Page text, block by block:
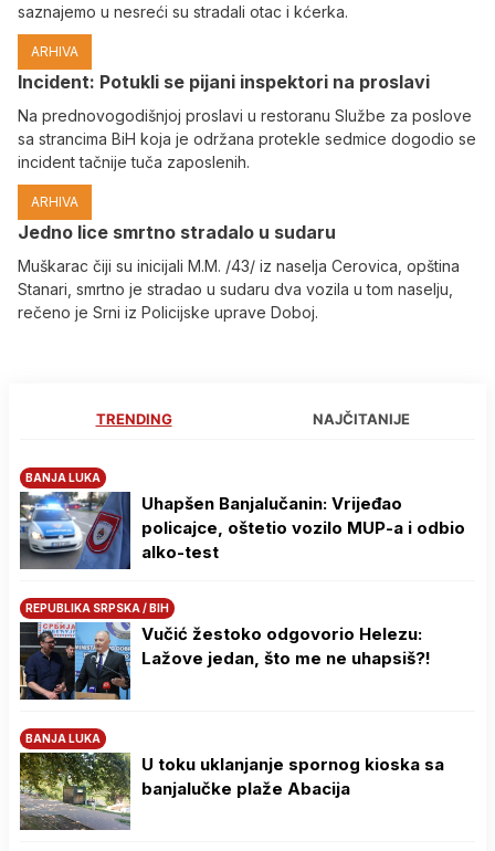
saznajemo u nesreći su stradali otac i kćerka.
ARHIVA
Incident: Potukli se pijani inspektori na proslavi
Na prednovogodišnjoj proslavi u restoranu Službe za poslove
sa strancima BiH koja je održana protekle sedmice dogodio se
incident tačnije tuča zaposlenih.
ARHIVA
Јedno lice smrtno stradalo u sudaru
Muškarac čiji su inicijali M.M. /43/ iz naselja Cerovica, opština
Stanari, smrtno je stradao u sudaru dva vozila u tom naselju,
rečeno je Srni iz Policijske uprave Doboj.
TRENDING NAJČITANIJE
BANJA LUKA
Uhapšen Banjalučanin: Vrijeđao
policajce, oštetio vozilo MUP-a i odbio
alko-test
REPUBLIKA SRPSKA / BIH
Vučić žestoko odgovorio Helezu:
Lažove jedan, što me ne uhapsiš?!
BANJA LUKA
U toku uklanjanje spornog kioska sa
banjalučke plaže Abacija